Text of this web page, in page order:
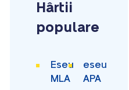
Hârtii
populare
Eseu
MLA
eseu
APA